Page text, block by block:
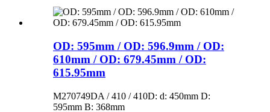
OD: 595mm / OD: 596.9mm / OD:
610mm / OD: 679.45mm / OD:
615.95mm
M270749DA / 410 / 410D: d: 450mm D:
595mm B: 368mm